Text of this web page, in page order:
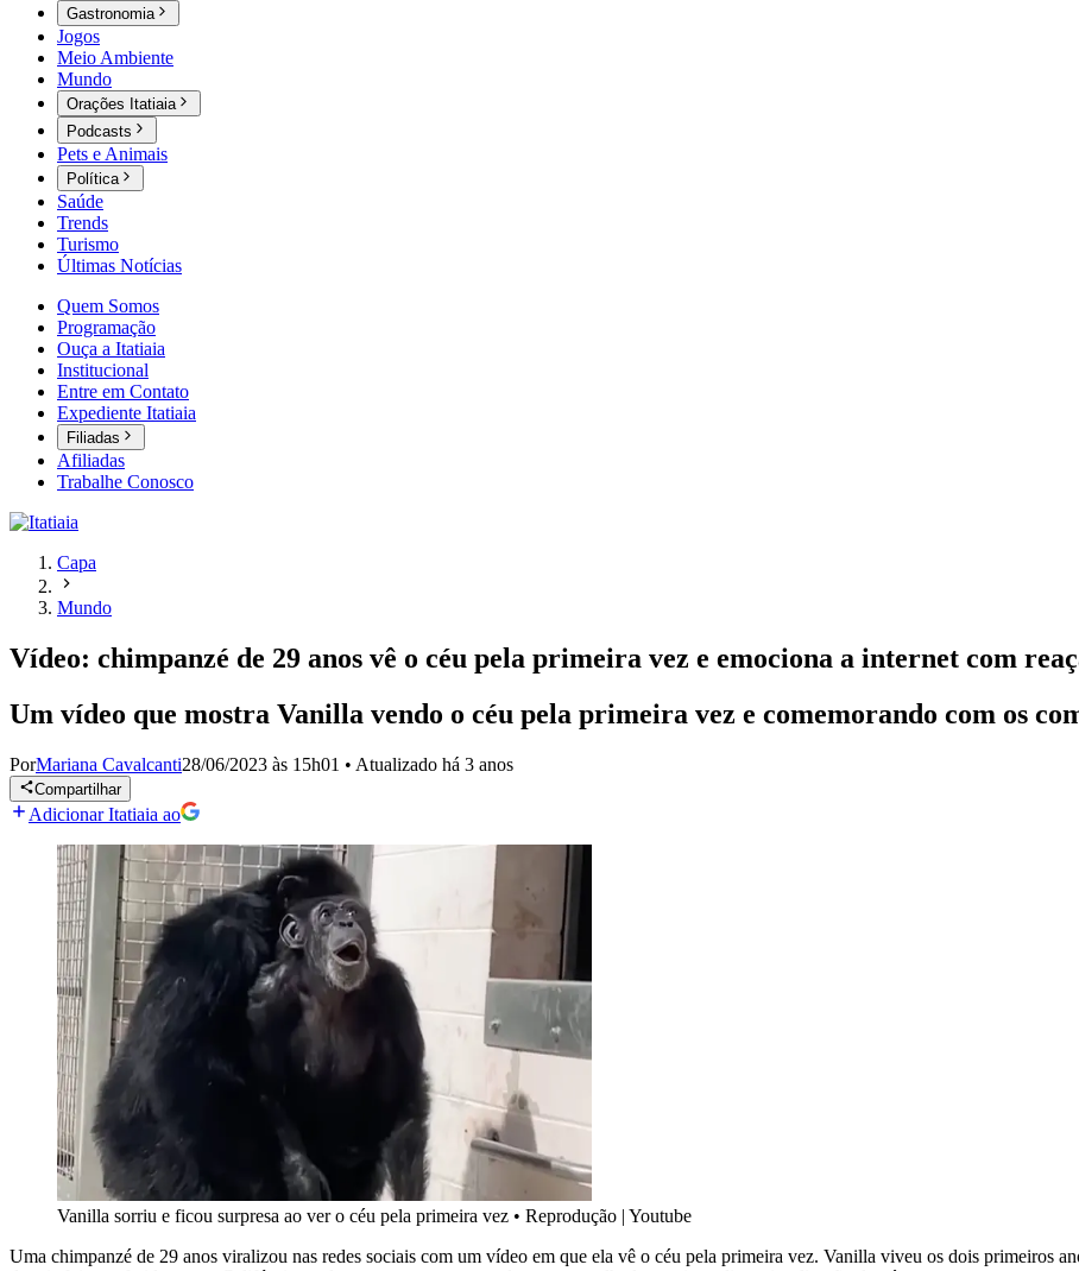
Gastronomia
Jogos
Meio Ambiente
Mundo
Orações Itatiaia
Podcasts
Pets e Animais
Política
Saúde
Trends
Turismo
Últimas Notícias
Quem Somos
Programação
Ouça a Itatiaia
Institucional
Entre em Contato
Expediente Itatiaia
Filiadas
Afiliadas
Trabalhe Conosco
Capa
Mundo
Vídeo: chimpanzé de 29 anos vê o céu pela primeira vez e emociona a internet com
Um vídeo que mostra Vanilla vendo o céu pela primeira vez e comemorando com os
PorMariana Cavalcanti28/06/2023 às 15h01 • Atualizado há 3 anos
Compartilhar
Adicionar Itatiaia ao
Vanilla sorriu e ficou surpresa ao ver o céu pela primeira vez • Reprodução | Youtube
Uma chimpanzé de 29 anos viralizou nas redes sociais com um vídeo em que ela vê o céu pela primeira vez. Vanilla viveu os dois primeiros